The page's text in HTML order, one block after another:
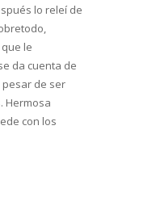
lo releí de
le
da cuenta de
pesar de ser
Hermosa
con los